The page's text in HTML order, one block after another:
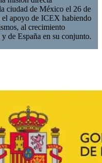
ciudad de México el 26 de
apoyo de ICEX habiendo
al crecimiento
de España en su conjunto.